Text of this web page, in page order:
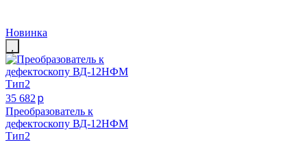
Новинка
35 682 p
Преобразователь к
дефектоскопу ВД-12НФМ
Тип2